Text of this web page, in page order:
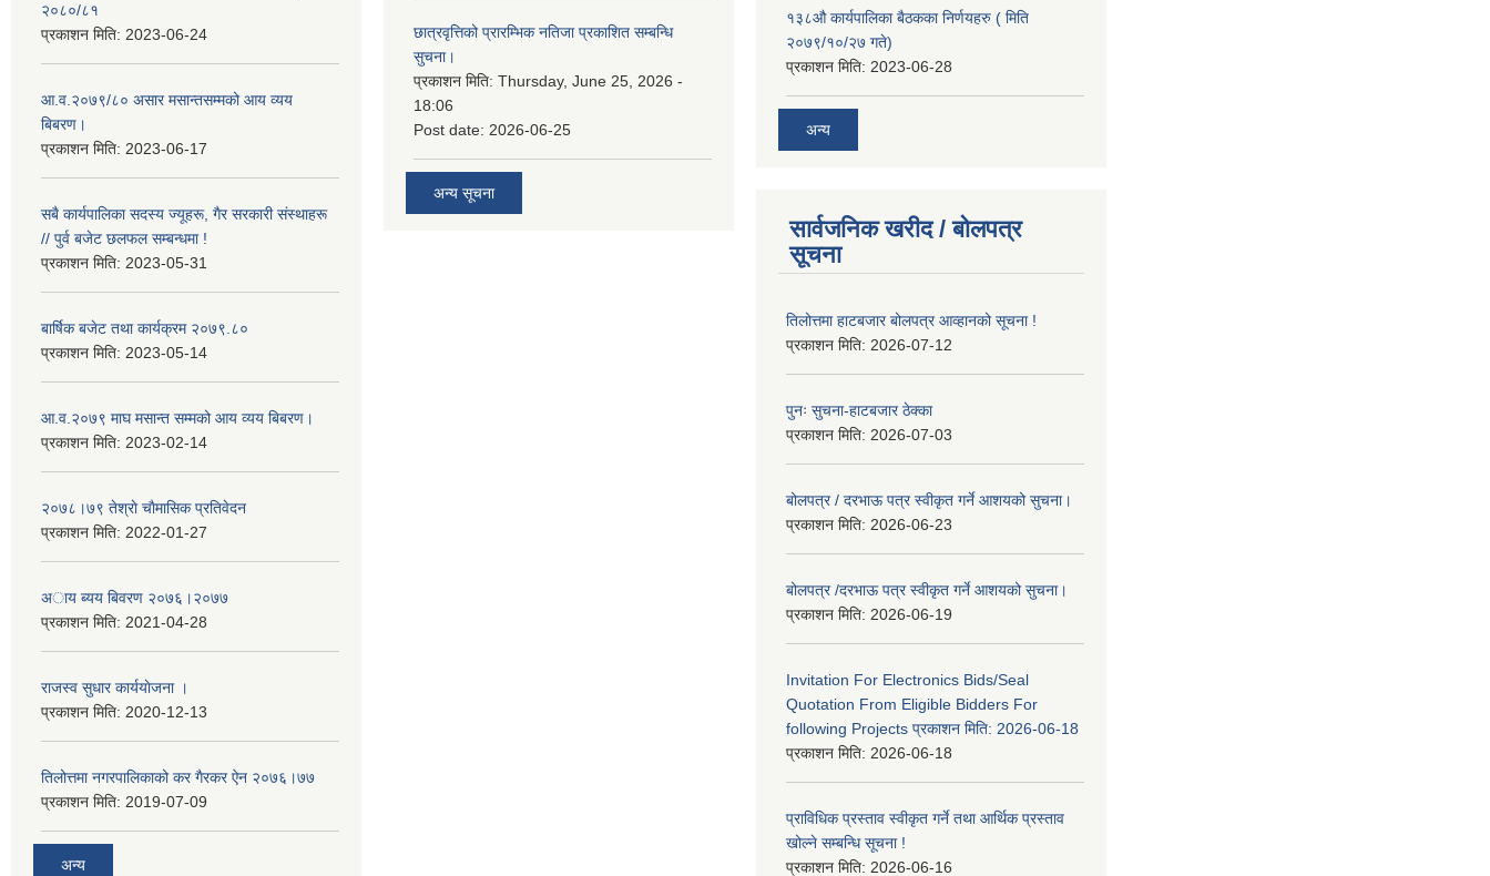
२०८०/८१
प्रकाशन मिति: 2023-06-24
आ.व.२०७९/८० असार मसान्तसम्मको आय व्यय
बिबरण।
प्रकाशन मिति: 2023-06-17
सबै कार्यपालिका सदस्य ज्यूहरू, गैर सरकारी संस्थाहरू
// पुर्व बजेट छलफल सम्बन्धमा !
प्रकाशन मिति: 2023-05-31
बार्षिक बजेट तथा कार्यक्रम २०७९.८०
प्रकाशन मिति: 2023-05-14
आ.व.२०७९ माघ मसान्त सम्मको आय व्यय बिबरण।
प्रकाशन मिति: 2023-02-14
२०७८।७९ तेश्राे चाैमासिक प्रतिवेदन
प्रकाशन मिति: 2022-01-27
अाय ब्यय बिवरण २०७६।२०७७
प्रकाशन मिति: 2021-04-28
राजस्व सुधार कार्ययाेजना ।
प्रकाशन मिति: 2020-12-13
तिलोत्तमा नगरपालिकाको कर गैरकर ऐन २०७६।७७
प्रकाशन मिति: 2019-07-09
अन्य
छात्रवृत्तिको प्रारम्भिक नतिजा प्रकाशित सम्बन्धि
सुचना।
प्रकाशन मिति: Thursday, June 25, 2026 -
18:06
Post date: 2026-06-25
अन्य सूचना
१३८औ कार्यपालिका बैठकका निर्णयहरु ( मिति
२०७९/१०/२७ गते)
प्रकाशन मिति: 2023-06-28
अन्य
सार्वजनिक खरीद / बोलपत्र
सूचना
तिलोत्तमा हाटबजार बोलपत्र आव्हानको सूचना !
प्रकाशन मिति: 2026-07-12
पुनः सुचना-हाटबजार ठेक्का
प्रकाशन मिति: 2026-07-03
बोलपत्र / दरभाऊ पत्र स्वीकृत गर्ने आशयको सुचना।
प्रकाशन मिति: 2026-06-23
बोलपत्र /दरभाऊ पत्र स्वीकृत गर्ने आशयको सुचना।
प्रकाशन मिति: 2026-06-19
Invitation For Electronics Bids/Seal
Quotation From Eligible Bidders For
following Projects प्रकाशन मिति: 2026-06-18
प्रकाशन मिति: 2026-06-18
प्राविधिक प्रस्ताव स्वीकृत गर्ने तथा आर्थिक प्रस्ताव
खोल्ने सम्बन्धि सूचना !
प्रकाशन मिति: 2026-06-16